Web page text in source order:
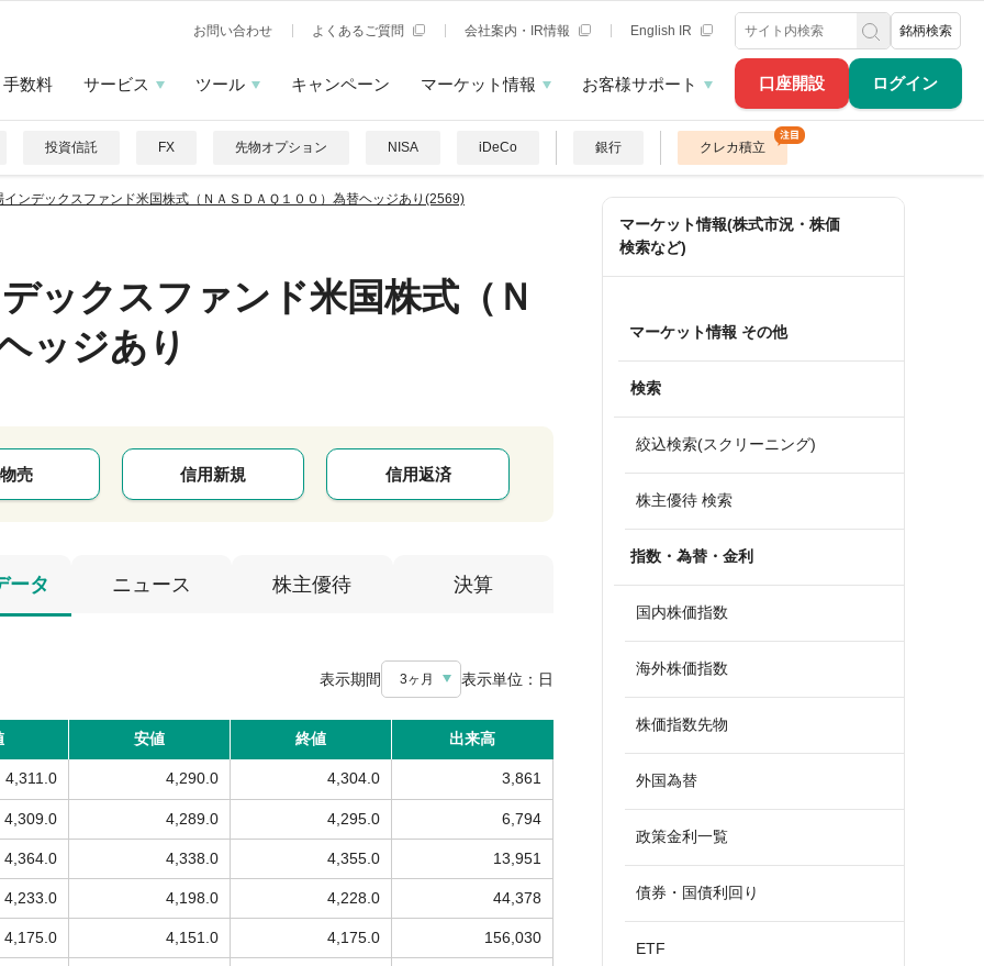
口座開設 ログイン
お問い合わせ よくあるご質問 会社案内・IR情報 English IR 銘柄検索
手数料 サービス ツール キャンペーン マーケット情報 お客様サポート
投資信託 FX 先物オプション NISA iDeCo 銀行 クレカ積立
インデックスファンド米国株式（ＮＡＳＤＡＱ１００）為替ヘッジあり(2569)
ックスファンド米国株式（Ｎ
ッジあり
売 信用新規 信用返済
ータ ニュース 株主優待 決算
表示期間 3ヶ月 表示単位： 日
安値 終値 出来高
4,311.0 4,290.0 4,304.0 3,861
4,309.0 4,289.0 4,295.0 6,794
4,364.0 4,338.0 4,355.0 13,951
4,233.0 4,198.0 4,228.0 44,378
4,175.0 4,151.0 4,175.0 156,030
マーケット情報(株式市況・株価
検索など)
マーケット情報 その他
検索
絞込検索(スクリーニング)
株主優待 検索
指数・為替・金利
国内株価指数
海外株価指数
株価指数先物
外国為替
政策金利一覧
債券・国債利回り
ETF